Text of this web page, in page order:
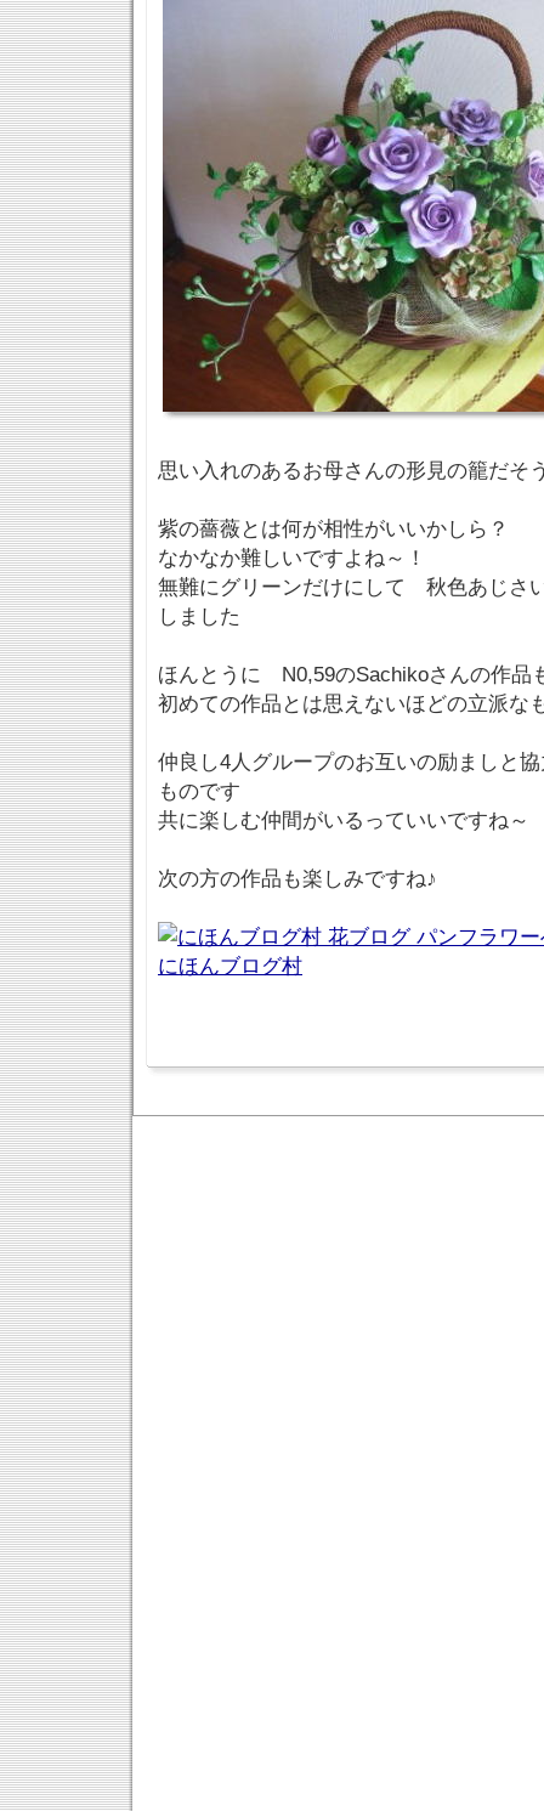
思い入れのあるお母さんの形見の籠だそ
紫の薔薇とは何が相性がいいかしら？
なかなか難しいですよね～！
無難にグリーンだけにして 秋色あじさ
しました
ほんとうに N0,59のSachikoさんの作品
初めての作品とは思えないほどの立派な
仲良し4人グループのお互いの励ましと
ものです
共に楽しむ仲間がいるっていいですね～
次の方の作品も楽しみですね♪
にほんブログ村